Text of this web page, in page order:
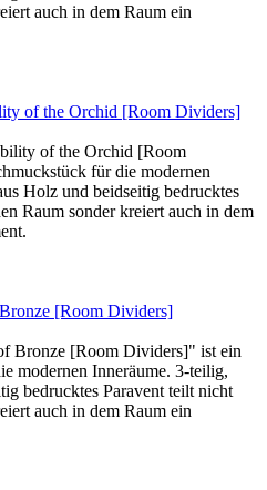
auch in dem Raum ein
of the Orchid [Room Dividers]
of the Orchid [Room
für die modernen
Holz und beidseitig bedrucktes
Raum sonder kreiert auch in dem
[Room Dividers]
Bronze [Room Dividers]" ist ein
modernen Inneräume. 3-teilig,
bedrucktes Paravent teilt nicht
auch in dem Raum ein